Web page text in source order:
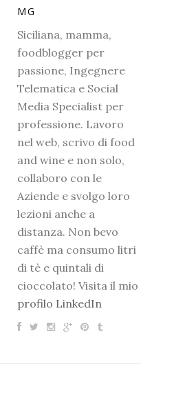
MG
Siciliana, mamma,
foodblogger per
passione, Ingegnere
Telematica e Social
Media Specialist per
professione. Lavoro
nel web, scrivo di food
and wine e non solo,
collaboro con le
Aziende e svolgo loro
lezioni anche a
distanza. Non bevo
caffè ma consumo litri
di tè e quintali di
cioccolato! Visita il mio
profilo LinkedIn